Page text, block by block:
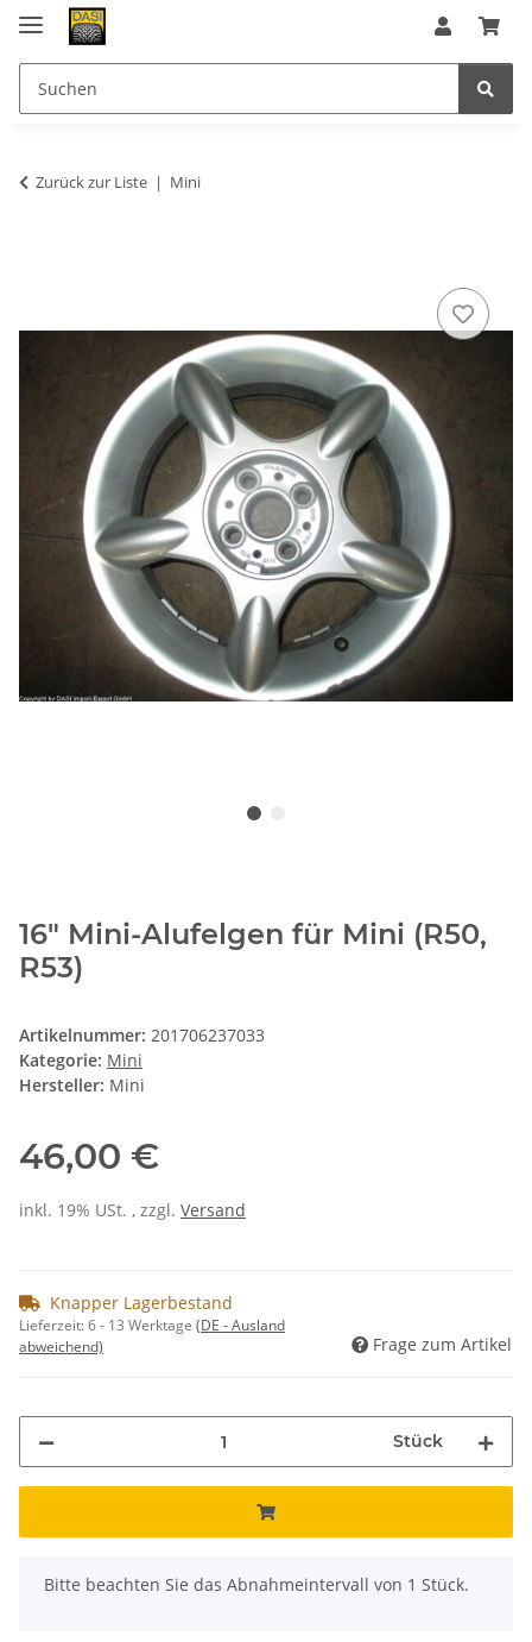
Zurück zur Liste Mini
16" Mini-Alufelgen für Mini (R50,
R53)
Artikelnummer: 201706237033
Kategorie: Mini
Hersteller: Mini
46,00 €
inkl. 19% USt. , zzgl. Versand
Knapper Lagerbestand
Lieferzeit:6 - 13 Werktage (DE - Ausland
abweichend)
Frage zum Artikel
Stück
x
Bitte beachten Sie das Abnahmeintervall von 1 Stück.